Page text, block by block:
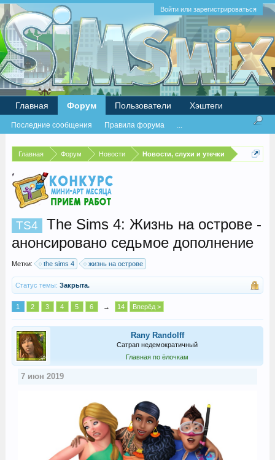
Войти или зарегистрироваться
Главная Форум Новости Новости, слухи и утечки
TS4
The Sims 4: Жизнь на острове -
анонсировано седьмое дополнение
Метки: the sims 4 жизнь на острове
Статус темы: Закрыта.
1 2 3 4 5 6 → 14 Вперёд >
Rany Randolff
Сатрап недемократичный
Главная по ёлочкам
7 июн 2019
Главная Форум
Последние сообщения Правила форума ...
Пользователи Хэштеги